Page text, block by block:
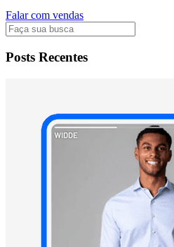
Falar com vendas
Posts Recentes